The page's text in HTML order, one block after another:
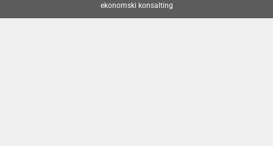
ekonomski konsalting